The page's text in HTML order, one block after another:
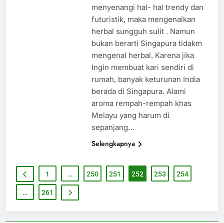
menyenangi hal- hal trendy dan
futuristik, maka mengenalkan
herbal sungguh sulit . Namun
bukan berarti Singapura tidakm
mengenal herbal. Karena jika
Ingin membuat kari sendiri di
rumah, banyak keturunan India
berada di Singapura. Alami
aroma rempah-rempah khas
Melayu yang harum di
sepanjang…
Selengkapnya
1 … 250 251 252 253 254
… 261